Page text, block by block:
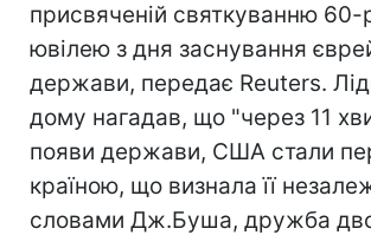
присвяченій святкуванню 60-
ювілею з дня заснування
держави, передає Reuters.
дому нагадав, що "через 11
появи держави, США стали
країною, що визнала її
словами Дж.Буша, дружба